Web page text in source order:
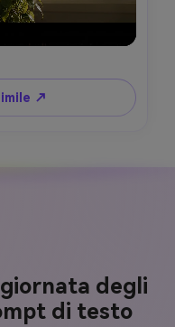
↗
degli
di testo